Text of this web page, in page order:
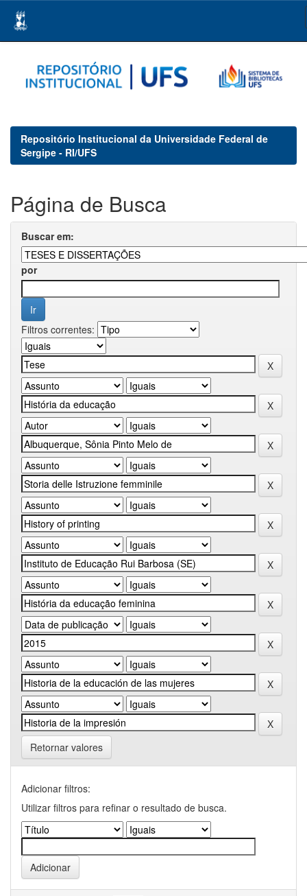
navigation
Repositório Institucional da Universidade Federal de
Sergipe - RI/UFS
Página de Busca
Buscar em:
por
Filtros correntes:
Retornar valores
Adicionar filtros:
Utilizar filtros para refinar o resultado de busca.